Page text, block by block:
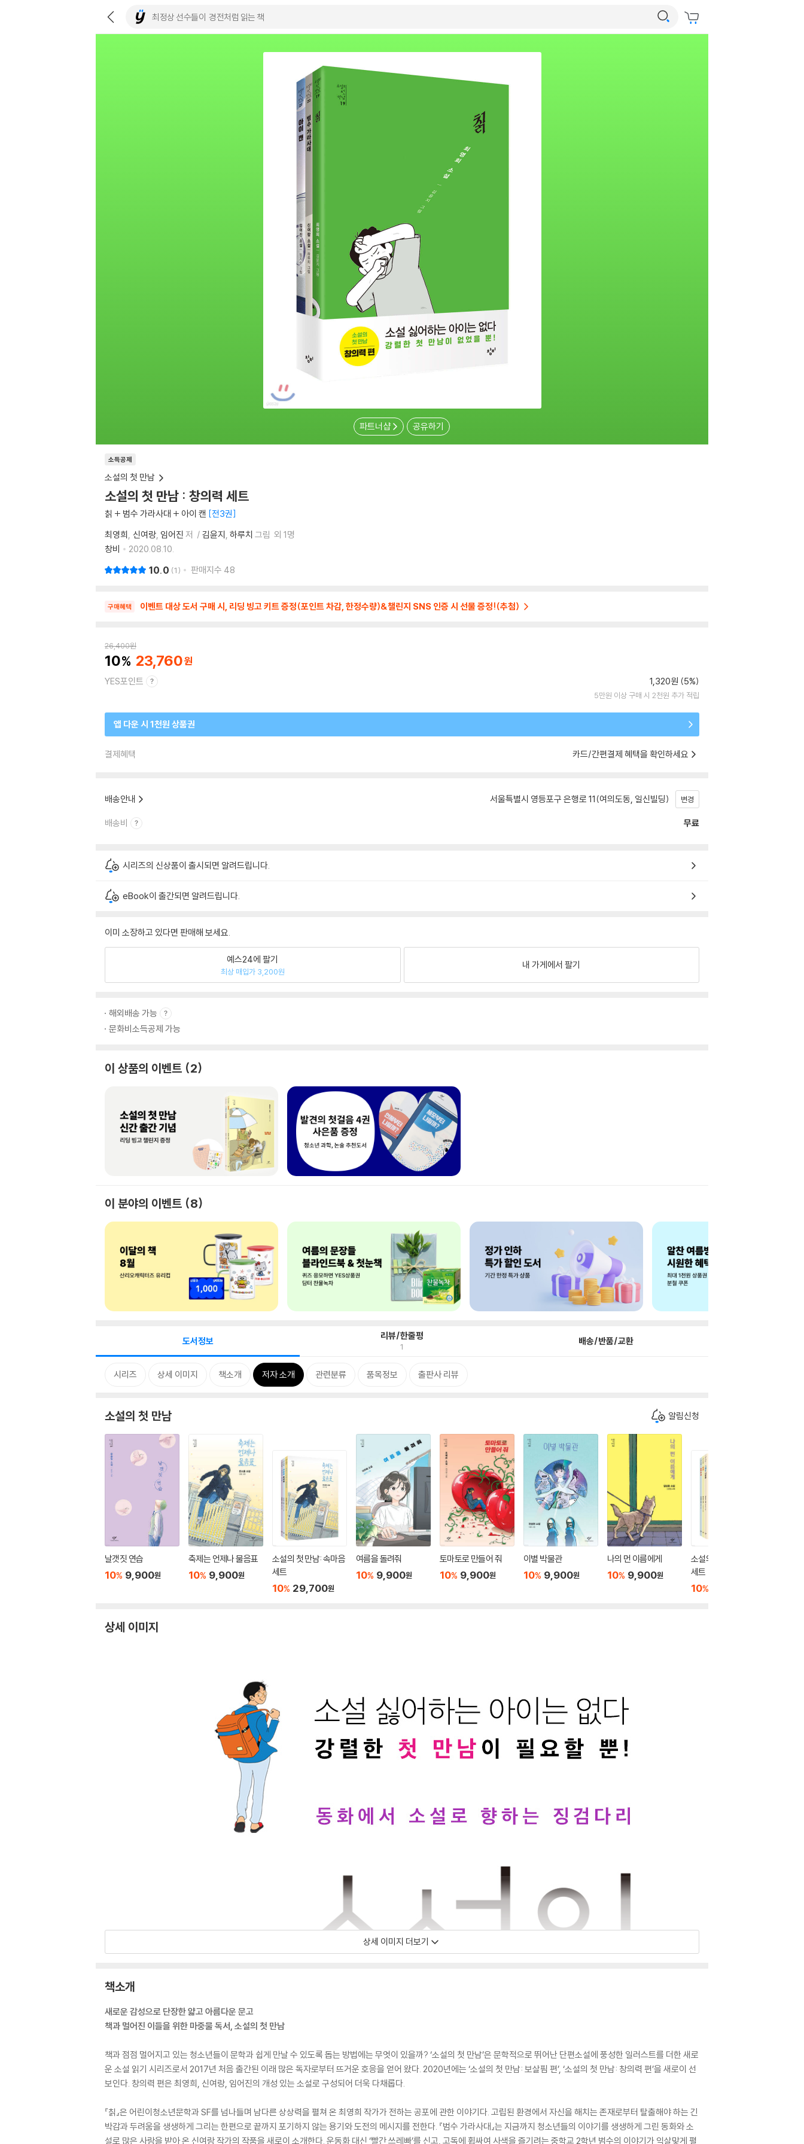
파트너샵 공유하기
소득공제
소설의 첫 만남
소설의 첫 만남 : 창의력 세트
칡 + 범수 가라사대 + 아이 캔 전3권
최영희 신여랑 임어진 저 김윤지 하루치 그림 외 1명
창비
2020.08.10.
10.0 1 판매지수 48
구매혜택 이벤트 대상 도서 구매 시, 리딩 빙고 키트 증정(포인트 차감, 한정수량)&챌린지 SNS 인증 시 선물 증정!(추첨)
26,400원
10 23,760
YES포인트 1,320원 (5%)
5만원 이상 구매 시 2천원 추가 적립
앱 다운 시 1천원 상품권
결제혜택 카드/간편결제 혜택을 확인하세요
배송안내 서울특별시 영등포구 은행로 11(여의도동, 일신빌딩) 변경
배송비 무료
시리즈의 신상품이 출시되면 알려드립니다.
eBook이 출간되면 알려드립니다.
이미 소장하고 있다면 판매해 보세요.
예스24에 팔기
최상 매입가 3,200원
내 가게에서 팔기
해외배송 가능
문화비소득공제 가능
이 상품의 이벤트 2
이 분야의 이벤트 8
도서정보 리뷰/한줄평
1 배송/반품/교환
시리즈 상세 이미지 책소개 저자 소개 관련분류 품목정보 출판사 리뷰
소설의 첫 만남 알림신청
날갯짓 연습
10% 9,900원
축제는 언제나 물음표
10% 9,900원
소설의 첫 만남: 속마음
세트
10% 29,700원
여름을 돌려줘
10% 9,900원
토마토로 만들어 줘
10% 9,900원
이별 박물관
10% 9,900원
나의 먼 이름에게
10% 9,900원
소설의 첫 만남 : 첫사랑
세트
10%
상세 이미지
상세 이미지 더보기
책소개
새로운 감성으로 단장한 얇고 아름다운 문고
책과 멀어진 이들을 위한 마중물 독서, 소설의 첫 만남
책과 점점 멀어지고 있는 청소년들이 문학과 쉽게 만날 수 있도록 돕는 방법에는 무엇이 있을까? ‘소설의 첫 만남’은 문학적으로 뛰어난 단편소설에 풍성한 일러스트를 더한 새로
운 소설 읽기 시리즈로서 2017년 처음 출간된 이래 많은 독자로부터 뜨거운 호응을 얻어 왔다. 2020년에는 ‘소설의 첫 만남: 보살핌 편’, ‘소설의 첫 만남: 창의력 편’을 새로이 선
보인다. 창의력 편은 최영희, 신여랑, 임어진의 개성 있는 소설로 구성되어 더욱 다채롭다.
『칡』은 어린이청소년문학과 SF를 넘나들며 남다른 상상력을 펼쳐 온 최영희 작가가 전하는 공포에 관한 이야기다. 고립된 환경에서 자신을 해치는 존재로부터 탈출해야 하는 긴
박감과 두려움을 생생하게 그리는 한편으로 끝까지 포기하지 않는 용기와 도전의 메시지를 전한다. 『범수 가라사대』는 지금까지 청소년들의 이야기를 생생하게 그린 동화와 소
설로 많은 사랑을 받아 온 신여랑 작가의 작품을 새로이 소개한다. 운동화 대신 ‘빨간 쓰레빠’를 신고, 고독에 휩싸여 사색을 즐기려는 중학교 2학년 범수의 이야기가 익살맞게 펼